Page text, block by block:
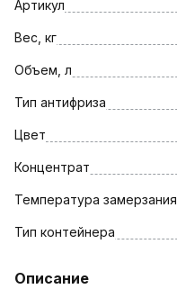
Артикул
Вес, кг
Объем, л
Тип антифриза
Цвет
Концентрат
Температура замерзания
Тип контейнера
Описание